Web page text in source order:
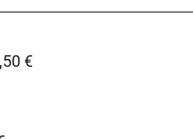
€